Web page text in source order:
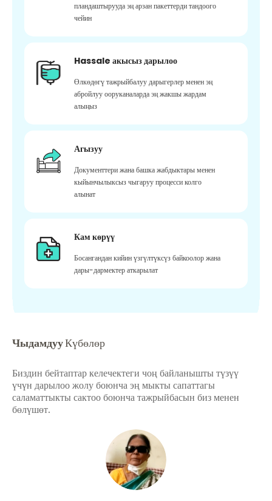
пландаштырууда эң арзан пакеттерди тандоого
чейин
Hassale акысыз дарылоо
Өлкөдөгү тажрыйбалуу дарыгерлер менен эң
абройлуу ооруканаларда эң жакшы жардам
алыңыз
Агызуу
Документтери жана башка жабдыктары менен
кыйынчылыксыз чыгаруу процесси колго
алынат
Кам көрүү
Босангандан кийин үзгүлтүксүз байкоолор жана
дары-дармектер аткарылат
ЧыдамдууКүбөлөр
Биздин бейтаптар келечектеги чоң байланышты түзүү
үчүн дарылоо жолу боюнча эң мыкты сапаттагы
саламаттыкты сактоо боюнча тажрыйбасын биз менен
бөлүшөт.